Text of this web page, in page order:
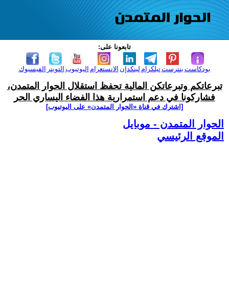
تابعونا على:
الفيسبوك التويتر اليوتيوب الانستغرام لينكدإن تيلكرامبنترست بودكاست
تبرعاتكم وتبرعاتكن المالية تحفظ استقلال الحوار المتمدن،
فشاركونا في دعم استمرارية هذا الفضاء اليساري الحر
[اشترك في قناة ‫«الحوار المتمدن» على اليوتيوب]
الحوار المتمدن - موبايل
الموقع الرئيسي